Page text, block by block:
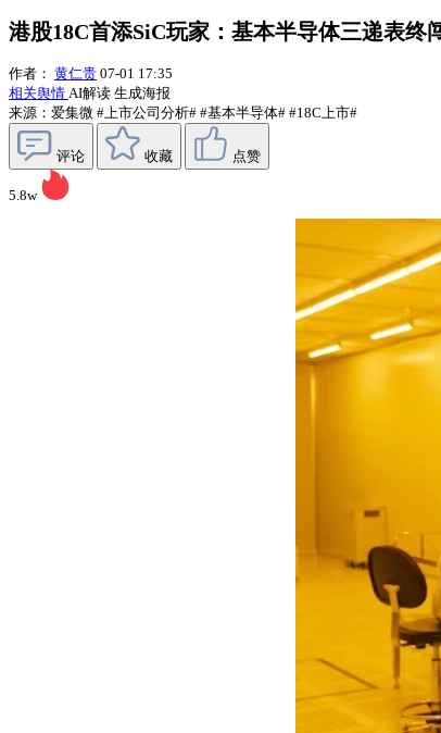
港股18C首添SiC玩家：基本半导体三递表
作者： 黄仁贵 07-01 17:35
相关舆情 AI解读 生成海报
来源：爱集微 #上市公司分析# #基本半导体# #18C上市#
评论 收藏 点赞
5.8w